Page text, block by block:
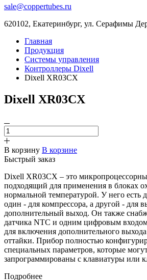
sale@coppertubes.ru
620102, Екатеринбург, ул. Серафимы
Главная
Продукция
Системы управления
Контроллеры Dixell
Dixell XR03CX
Dixell XR03CX
В корзину В корзине
Быстрый заказ
Dixell XR03CX – это
подходящий для применения в блоках
нормальной температурой. У него есть
один - для компрессора, а другой - для
дополнительный выход. Он также
датчика NTC и одним цифровым
для включения дополнительного
оттайки. Прибор полностью
специальных параметров, которые
запрограммированы с клавиатуры или
Подробнее